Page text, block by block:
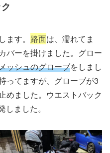
す。 路面は、濡れてま
バーを掛けました。グロー
ッシュのグローブをしまし
ってますが、グローブが3
めました。ウエストバック
しました。